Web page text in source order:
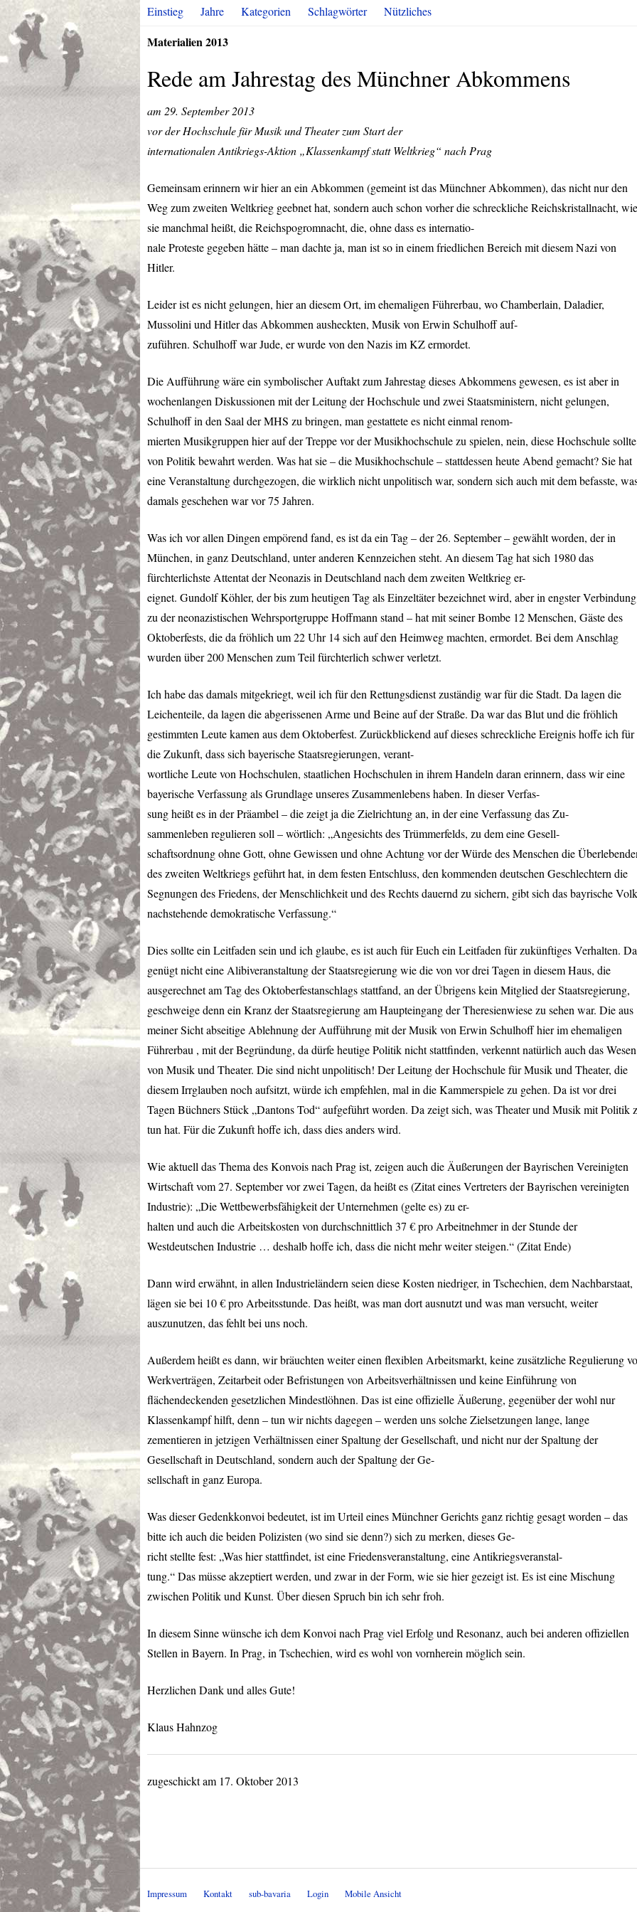
Einstieg Jahre Kategorien Schlagwörter Nützliches
Materialien 2013
Rede am Jahrestag des Münchner Abkommens
am 29. September 2013
vor der Hochschule für Musik und Theater zum Start der
internationalen Antikriegs-Aktion „Klassenkampf statt Weltkrieg“ nach Prag
Gemeinsam erinnern wir hier an ein Abkommen (gemeint ist das Münchner Abkommen), das nicht nur den
Weg zum zweiten Weltkrieg geebnet hat, sondern auch schon vorher die schreckliche Reichskristallnacht, wie
sie manchmal heißt, die Reichspogromnacht, die, ohne dass es internatio-
nale Proteste gegeben hätte – man dachte ja, man ist so in einem friedlichen Bereich mit diesem Nazi von
Hitler.
Leider ist es nicht gelungen, hier an diesem Ort, im ehemaligen Führerbau, wo Chamberlain, Daladier,
Mussolini und Hitler das Abkommen ausheckten, Musik von Erwin Schulhoff auf-
zuführen. Schulhoff war Jude, er wurde von den Nazis im KZ ermordet.
Die Aufführung wäre ein symbolischer Auftakt zum Jahrestag dieses Abkommens gewesen, es ist aber in
wochenlangen Diskussionen mit der Leitung der Hochschule und zwei Staatsministern, nicht gelungen,
Schulhoff in den Saal derMHS zu bringen, man gestattete es nicht einmal renom-
mierten Musikgruppen hier auf der Treppe vor der Musikhochschule zu spielen, nein, diese Hochschule sollte
von Politik bewahrt werden. Was hat sie – die Musikhochschule – stattdessen heute Abend gemacht? Sie hat
eine Veranstaltung durchgezogen, die wirklich nicht unpolitisch war, sondern sich auch mit dem befasste,
damals geschehen war vor 75 Jahren.
Was ich vor allen Dingen empörend fand, es ist da ein Tag – der 26. September – gewählt worden, der in
München, in ganz Deutschland, unter anderen Kennzeichen steht. An diesem Tag hat sich 1980 das
fürchterlichste Attentat der Neonazis in Deutschland nach dem zweiten Weltkrieg er-
eignet. Gundolf Köhler, der bis zum heutigen Tag als Einzeltäter bezeichnet wird, aber in engster Verbindung
zu der neonazistischen Wehrsportgruppe Hoffmann stand – hat mit seiner Bombe 12 Menschen, Gäste des
Oktoberfests, die da fröhlich um 22 Uhr 14 sich auf den Heimweg machten, ermordet. Bei dem Anschlag
wurden über 200 Menschen zum Teil fürchterlich schwer verletzt.
Ich habe das damals mitgekriegt, weil ich für den Rettungsdienst zuständig war für die Stadt. Da lagen die
Leichenteile, da lagen die abgerissenen Arme und Beine auf der Straße. Da war das Blut und die fröhlich
gestimmten Leute kamen aus dem Oktoberfest. Zurückblickend auf dieses schreckliche Ereignis hoffe ich für
die Zukunft, dass sich bayerische Staatsregierungen, verant-
wortliche Leute von Hochschulen, staatlichen Hochschulen in ihrem Handeln daran erinnern, dass wir eine
bayerische Verfassung als Grundlage unseres Zusammenlebens haben. In dieser Verfas-
sung heißt es in der Präambel – die zeigt ja die Zielrichtung an, in der eine Verfassung das Zu-
sammenleben regulieren soll – wörtlich: „Angesichts des Trümmerfelds, zu dem eine Gesell-
schaftsordnung ohne Gott, ohne Gewissen und ohne Achtung vor der Würde des Menschen die
des zweiten Weltkriegs geführt hat, in dem festen Entschluss, den kommenden deutschen Geschlechtern die
Segnungen des Friedens, der Menschlichkeit und des Rechts dauernd zu sichern, gibt sich das bayrische Volk
nachstehende demokratische Verfassung.“
Dies sollte ein Leitfaden sein und ich glaube, es ist auch für Euch ein Leitfaden für zukünftiges Verhalten. Da
genügt nicht eine Alibiveranstaltung der Staatsregierung wie die von vor drei Tagen in diesem Haus, die
ausgerechnet am Tag des Oktoberfestanschlags stattfand, an der Übrigens kein Mitglied der Staatsregierung,
geschweige denn ein Kranz der Staatsregierung am Haupteingang der Theresienwiese zu sehen war. Die aus
meiner Sicht abseitige Ablehnung der Aufführung mit der Musik von Erwin Schulhoff hier im ehemaligen
Führerbau , mit der Begründung, da dürfe heutige Politik nicht stattfinden, verkennt natürlich auch das Wesen
von Musik und Theater. Die sind nicht unpolitisch! Der Leitung der Hochschule für Musik und Theater, die
diesem Irrglauben noch aufsitzt, würde ich empfehlen, mal in die Kammerspiele zu gehen. Da ist vor drei
Tagen Büchners Stück „Dantons Tod“ aufgeführt worden. Da zeigt sich, was Theater und Musik mit Politik
tun hat. Für die Zukunft hoffe ich, dass dies anders wird.
Wie aktuell das Thema des Konvois nach Prag ist, zeigen auch die Äußerungen der Bayrischen Vereinigten
Wirtschaft vom 27. September vor zwei Tagen, da heißt es (Zitat eines Vertreters der Bayrischen vereinigten
Industrie): „Die Wettbewerbsfähigkeit der Unternehmen (gelte es) zu er-
halten und auch die Arbeitskosten von durchschnittlich 37 € pro Arbeitnehmer in der Stunde der
Westdeutschen Industrie … deshalb hoffe ich, dass die nicht mehr weiter steigen.“ (Zitat Ende)
Dann wird erwähnt, in allen Industrieländern seien diese Kosten niedriger, in Tschechien, dem Nachbarstaat,
lägen sie bei 10 € pro Arbeitsstunde. Das heißt, was man dort ausnutzt und was man versucht, weiter
auszunutzen, das fehlt bei uns noch.
Außerdem heißt es dann, wir bräuchten weiter einen flexiblen Arbeitsmarkt, keine zusätzliche Regulierung
Werkverträgen, Zeitarbeit oder Befristungen von Arbeitsverhältnissen und keine Einführung von
flächendeckenden gesetzlichen Mindestlöhnen. Das ist eine offizielle Äußerung, gegenüber der wohl nur
Klassenkampf hilft, denn – tun wir nichts dagegen – werden uns solche Zielsetzungen lange, lange
zementieren in jetzigen Verhältnissen einer Spaltung der Gesellschaft, und nicht nur der Spaltung der
Gesellschaft in Deutschland, sondern auch der Spaltung der Ge-
sellschaft in ganz Europa.
Was dieser Gedenkkonvoi bedeutet, ist im Urteil eines Münchner Gerichts ganz richtig gesagt worden – das
bitte ich auch die beiden Polizisten (wo sind sie denn?) sich zu merken, dieses Ge-
richt stellte fest: „Was hier stattfindet, ist eine Friedensveranstaltung, eine Antikriegsveranstal-
tung.“ Das müsse akzeptiert werden, und zwar in der Form, wie sie hier gezeigt ist. Es ist eine Mischung
zwischen Politik und Kunst. Über diesen Spruch bin ich sehr froh.
In diesem Sinne wünsche ich dem Konvoi nach Prag viel Erfolg und Resonanz, auch bei anderen offiziellen
Stellen in Bayern. In Prag, in Tschechien, wird es wohl von vornherein möglich sein.
Herzlichen Dank und alles Gute!
Klaus Hahnzog
zugeschickt am 17. Oktober 2013
Impressum Kontakt sub-bavaria Login Mobile Ansicht